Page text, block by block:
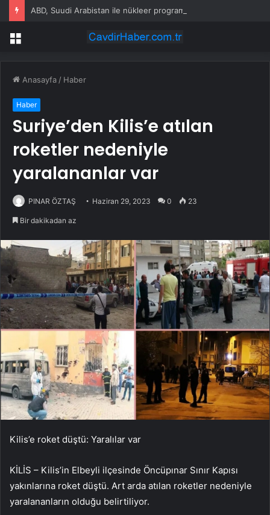
Menü
Anasayfa / Haber
Haber
Suriye’den Kilis’e atılan
roketler nedeniyle
yaralananlar var
PINAR ÖZTAŞ Haziran 29, 2023 0 23
Bir dakikadan az
Kilis’e roket düştü: Yaralılar var
KİLİS – Kilis’in Elbeyli ilçesinde Öncüpınar Sınır Kapısı
yakınlarına roket düştü. Art arda atılan roketler nedeniyle
yaralananların olduğu belirtiliyor.